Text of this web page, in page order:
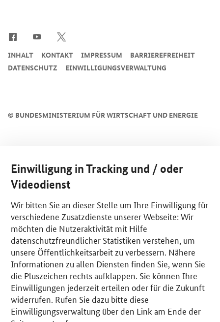
© BUNDESMINISTERIUM FÜR WIRTSCHAFT UND ENERGIE
INHALT KONTAKT IMPRESSUM
BARRIEREFREIHEIT
DATENSCHUTZ
EINWILLIGUNGSVERWALTUNG
Einwilligung in Tracking und / oder
Videodienst
Wir bitten Sie an dieser Stelle um Ihre Einwilligung für
verschiedene Zusatzdienste unserer Webseite: Wir
möchten die Nutzeraktivität mit Hilfe
datenschutzfreundlicher Statistiken verstehen, um
unsere Öffentlichkeitsarbeit zu verbessern. Nähere
Informationen zu allen Diensten finden Sie, wenn Sie
die Pluszeichen rechts aufklappen. Sie können Ihre
Einwilligungen jederzeit erteilen oder für die Zukunft
widerrufen. Rufen Sie dazu bitte diese
Einwilligungsverwaltung über den Link am Ende der